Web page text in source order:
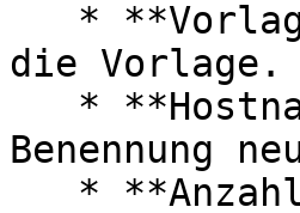
die Vorlage.
Benennung